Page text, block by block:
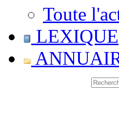
Toute
LEXIQUE